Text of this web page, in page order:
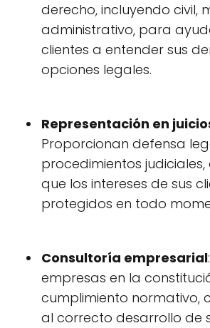
derecho, incluyendo civil,
administrativo, para
clientes a entender sus
opciones legales.
Representación en
Proporcionan defensa
procedimientos
que los intereses de sus
protegidos en todo
Consultoría empresarial
empresas en la
cumplimiento normativo,
al correcto desarrollo de